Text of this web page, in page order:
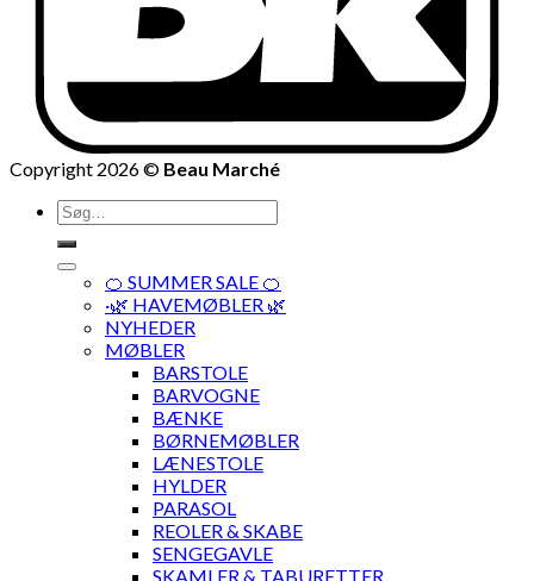
Copyright 2026 © Beau Marché
Søg
efter:
🍊 SUMMER SALE 🍊
·🌿 HAVEMØBLER 🌿
NYHEDER
MØBLER
BARSTOLE
BARVOGNE
BÆNKE
BØRNEMØBLER
LÆNESTOLE
HYLDER
PARASOL
REOLER & SKABE
SENGEGAVLE
SKAMLER & TABURETTER